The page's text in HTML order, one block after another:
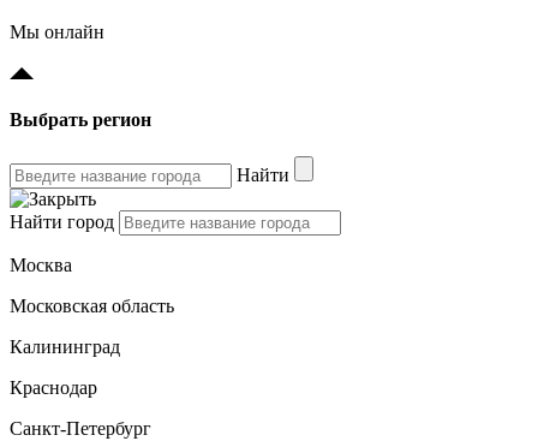
Мы онлайн
Выбрать регион
Найти
Найти город
Москва
Московская область
Калининград
Краснодар
Санкт-Петербург